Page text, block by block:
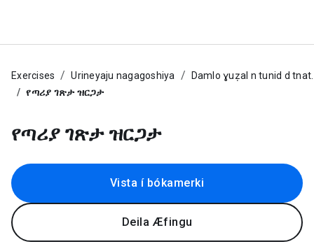
Exercises Urineyaju nagagoshiya
Damlo ɣuẓal n tunid d tnat.
የጣሪያ ገጽታ ዝርጋታ
የጣሪያ ገጽታ ዝርጋታ
Vista í bókamerki
Deila Æfingu